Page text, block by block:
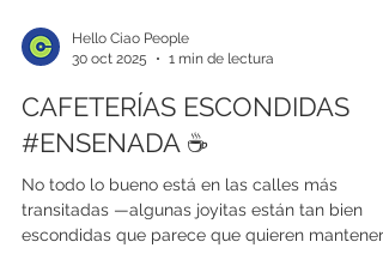
30 oct 2025
1 min de lectura
CAFETERÍAS ESCONDIDAS
#ENSENADA ☕️